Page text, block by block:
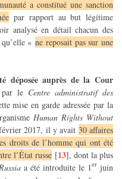
a constitué une sanction
par rapport au but légitime
analysé en détail chacun des
« ne reposait pas sur une
déposée auprès de la Cour
par le Centre administratif des
mise en garde adressée par la
Human Rights Without
2017, il y avait 30 affaires
droits de l’homme qui ont été
l’État russe [13], dont la plus
a été introduite le 1er juin